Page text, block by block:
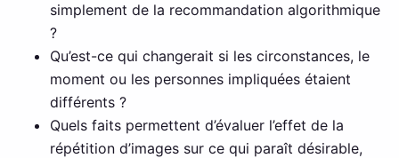
simplement de la recommandation algorithmique
?
Qu’est-ce qui changerait si les circonstances, le
moment ou les personnes impliquées étaient
différents ?
Quels faits permettent d’évaluer l’effet de la
répétition d’images sur ce qui paraît désirable,